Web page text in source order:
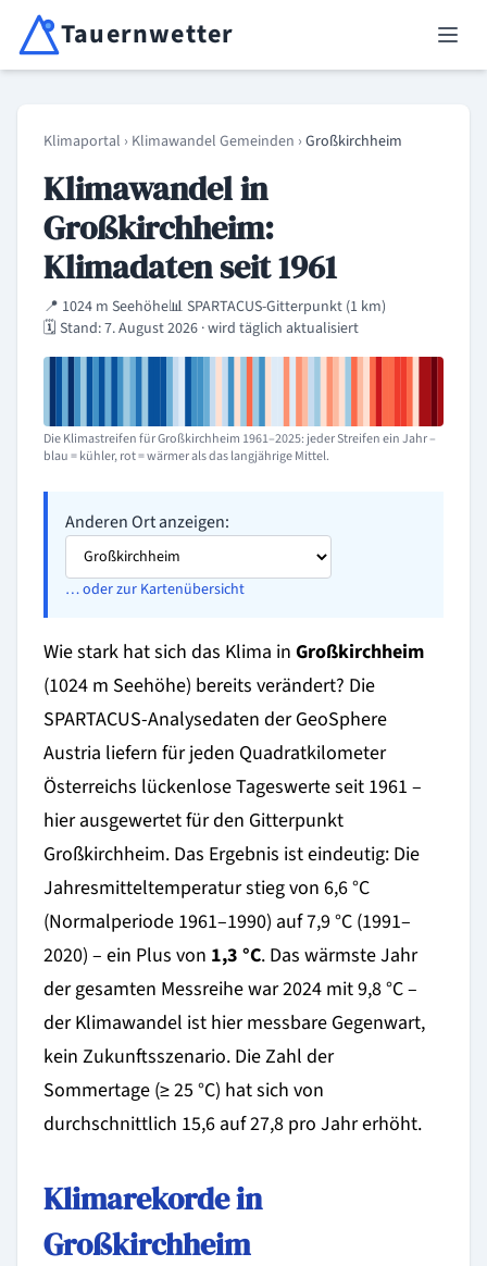
Tauernwetter
Unabhängiger Wetterdienst für Kärnten, Osttirol & Alpenregion
Klimaportal › Klimawandel Gemeinden › Großkirchheim
Klimawandel in
Großkirchheim:
Klimadaten seit 1961
📍 1024 m Seehöhe📊 SPARTACUS-Gitterpunkt (1 km)
🗓️ Stand: 7. August 2026 · wird täglich aktualisiert
Die Klimastreifen für Großkirchheim 1961–2025: jeder Streifen ein Jahr –
blau = kühler, rot = wärmer als das langjährige Mittel.
Anderen Ort anzeigen:
… oder zur Kartenübersicht
Wie stark hat sich das Klima in Großkirchheim
(1024 m Seehöhe) bereits verändert? Die
SPARTACUS-Analysedaten der GeoSphere
Austria liefern für jeden Quadratkilometer
Österreichs lückenlose Tageswerte seit 1961 –
hier ausgewertet für den Gitterpunkt
Großkirchheim. Das Ergebnis ist eindeutig: Die
Jahresmitteltemperatur stieg von 6,6 °C
(Normalperiode 1961–1990) auf 7,9 °C (1991–
2020) – ein Plus von 1,3 °C. Das wärmste Jahr
der gesamten Messreihe war 2024 mit 9,8 °C –
der Klimawandel ist hier messbare Gegenwart,
kein Zukunftsszenario. Die Zahl der
Sommertage (≥ 25 °C) hat sich von
durchschnittlich 15,6 auf 27,8 pro Jahr erhöht.
Klimarekorde in
Großkirchheim